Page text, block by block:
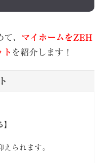
、 マイホームをZEH
ト を紹介します！
られます。